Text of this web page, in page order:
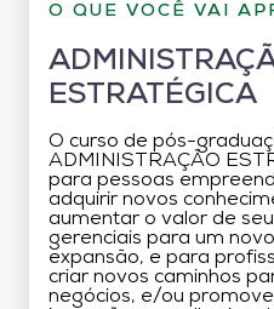
O QUE VOCÊ VAI
ESTRATÉGICA
O curso de pós-
ADMINISTRAÇÃO
para pessoas
adquirir novos
aumentar o valor de
gerenciais para um
expansão, e para
criar novos caminhos
negócios, e/ou